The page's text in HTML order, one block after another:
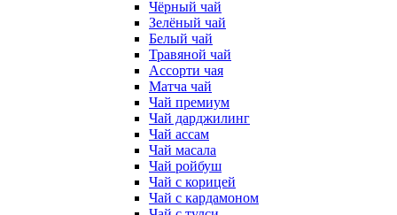
Чёрный чай
Зелёный чай
Белый чай
Травяной чай
Ассорти чая
Матча чай
Чай премиум
Чай дарджилинг
Чай ассам
Чай масала
Чай ройбуш
Чай с корицей
Чай с кардамоном